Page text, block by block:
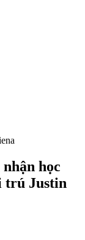
học
trú Justin